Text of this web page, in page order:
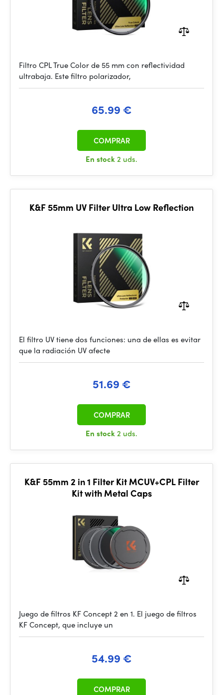
Filtro CPL True Color de 55 mm con reflectividad
ultrabaja. Este filtro polarizador,
65.99 €
En stock2 uds.
COMPRAR
K&F 55mm UV Filter Ultra Low Reflection
El filtro UV tiene dos funciones: una de ellas es evitar
que la radiación UV afecte
51.69 €
En stock2 uds.
COMPRAR
K&F 55mm 2 in 1 Filter Kit MCUV+CPL Filter
Kit with Metal Caps
Juego de filtros KF Concept 2 en 1. El juego de filtros
KF Concept, que incluye un
54.99 €
COMPRAR